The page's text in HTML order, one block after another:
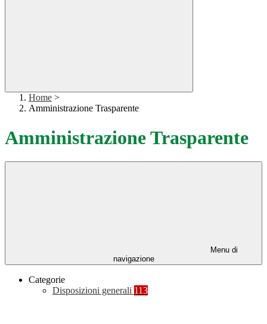
Home >
Amministrazione Trasparente
Amministrazione Trasparente
Menu di
navigazione
Categorie
Disposizioni generali 113